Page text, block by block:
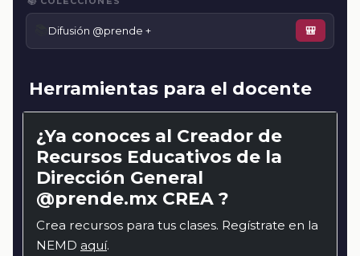
Difusión @prende + 🎒
Herramientas para el docente
¿Ya conoces al Creador de
Recursos Educativos de la
Dirección General
@prende.mx CREA ?
Crea recursos para tus clases. Regístrate en la
NEMD aquí.